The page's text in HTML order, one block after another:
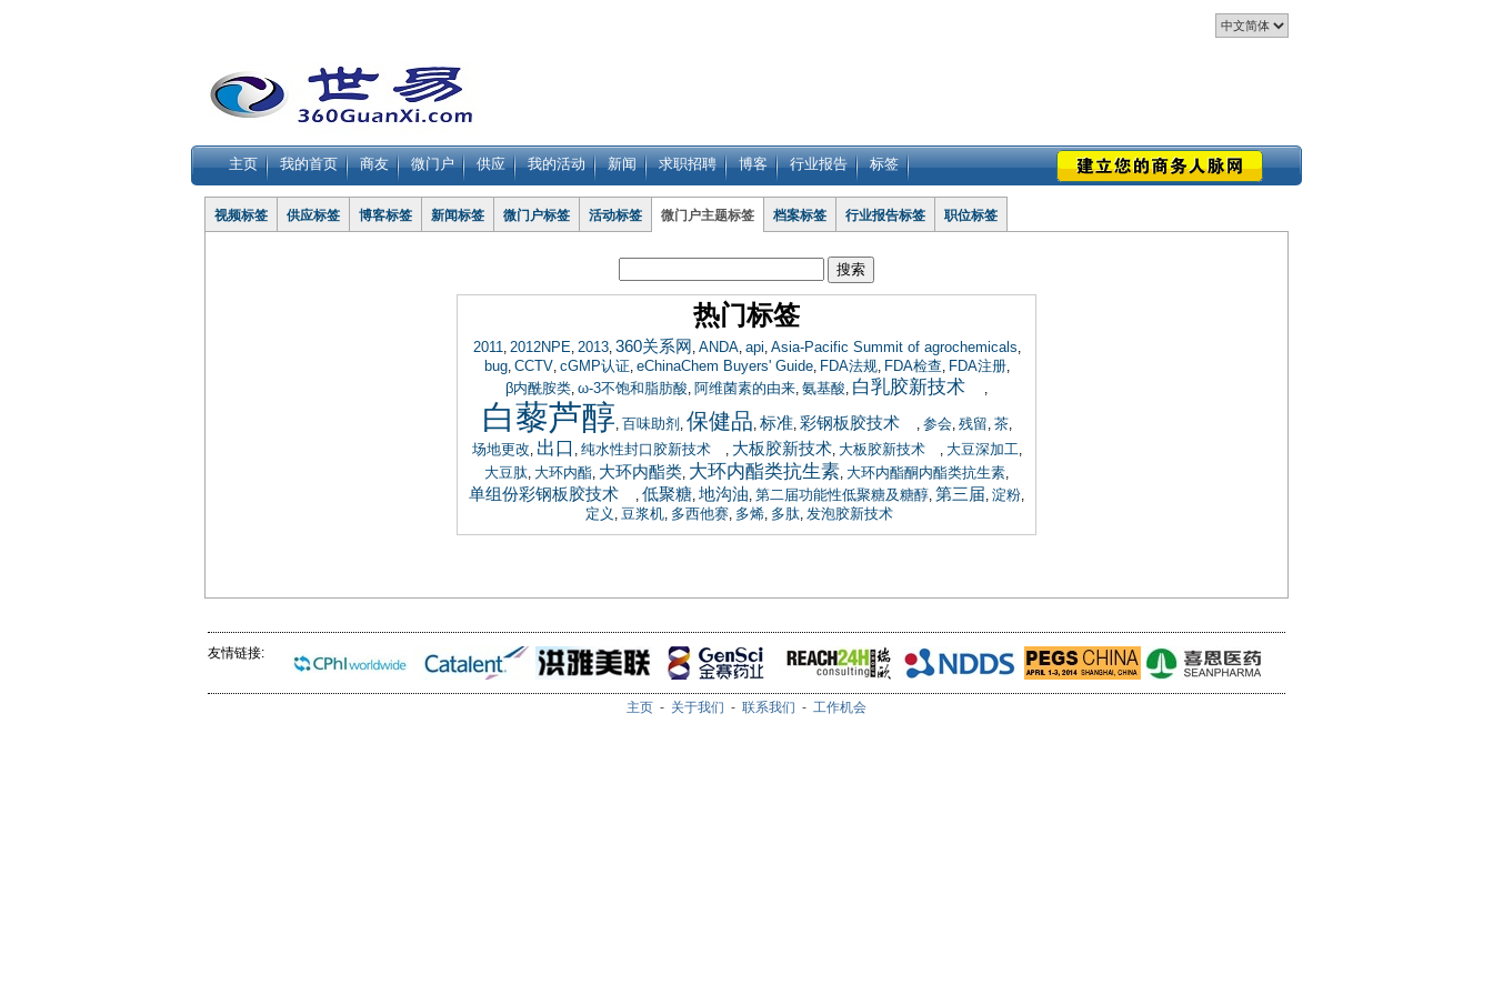
主页 我的首页 商友 微门户 供应 我的活动 新闻 求职招聘 博客 行业报告 标签
视频标签 供应标签 博客标签 新闻标签 微门户标签 活动标签 微门户主题标签 档案标签 行业报告标签 职位标签
热门标签
2011, 2012NPE, 2013, 360关系网, ANDA, api, Asia-Pacific Summit of agrochemicals,
bug, CCTV, cGMP认证, eChinaChem Buyers' Guide, FDA法规, FDA检查, FDA注册,
β内酰胺类, ω-3不饱和脂肪酸, 阿维菌素的由来, 氨基酸, 白乳胶新技术 ,
白藜芦醇, 百味助剂 , 保健品, 标准, 彩钢板胶技术 , 参会, 残留, 茶,
场地更改, 出口 , 纯水性封口胶新技术 , 大板胶新技术, 大板胶新技术 , 大豆深加工,
大豆肽, 大环内酯, 大环内酯类, 大环内酯类抗生素, 大环内酯酮内酯类抗生素,
单组份彩钢板胶技术 , 低聚糖, 地沟油, 第二届功能性低聚糖及糖醇, 第三届, 淀粉,
定义 , 豆浆机, 多西他赛, 多烯, 多肽, 发泡胶新技术
友情链接:
主页 - 关于我们 - 联系我们 - 工作机会